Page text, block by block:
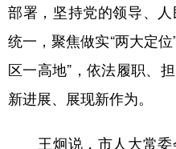
部署，坚持党的领导、
统一，聚焦做实“两大定位
区一高地”，依法履职、
新进展、展现新作为。
王炯说，市人大常委